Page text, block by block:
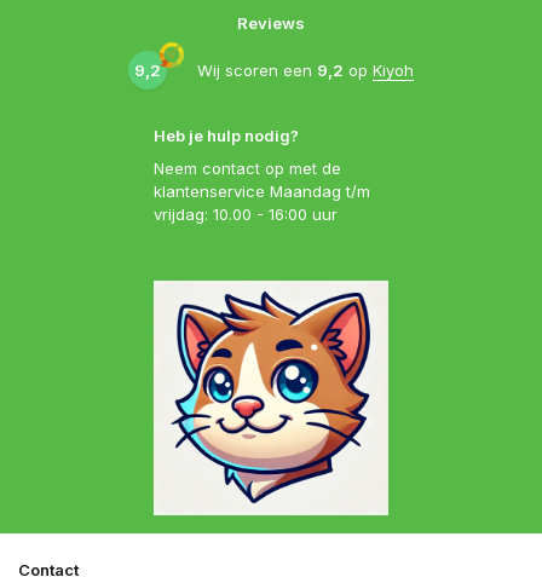
Heb je hulp nodig?
Neem contact op met de
klantenservice Maandag t/m
vrijdag: 10.00 - 16:00 uur
Reviews
9,2 Wij scoren een 9,2 op Kiyoh
Contact